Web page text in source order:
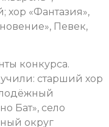
хор «Фантазия»,
Певек,
конкурса.
старший хор
Бат», село
округ